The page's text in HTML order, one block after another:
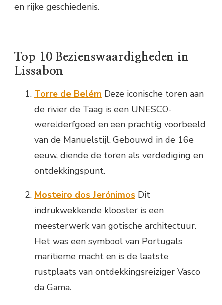
en rijke geschiedenis.
Top 10 Bezienswaardigheden in
Lissabon
Torre de Belém Deze iconische toren aan
de rivier de Taag is een UNESCO-
werelderfgoed en een prachtig voorbeeld
van de Manuelstijl. Gebouwd in de 16e
eeuw, diende de toren als verdediging en
ontdekkingspunt.
Mosteiro dos Jerónimos Dit
indrukwekkende klooster is een
meesterwerk van gotische architectuur.
Het was een symbool van Portugals
maritieme macht en is de laatste
rustplaats van ontdekkingsreiziger Vasco
da Gama.